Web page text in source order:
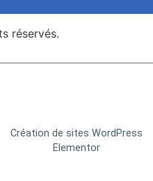
réservés.
Création de sites WordPress
Elementor